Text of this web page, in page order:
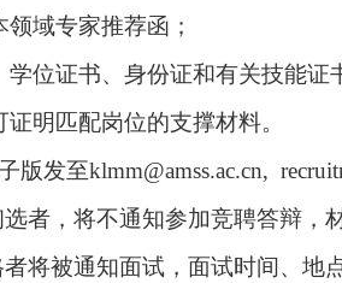
领域专家推荐函；
学位证书、身份证和有关技能证
证明匹配岗位的支撑材料。
版发至klmm@amss.ac.cn,
者，将不通知参加竞聘答辩，
将被通知面试，面试时间、地